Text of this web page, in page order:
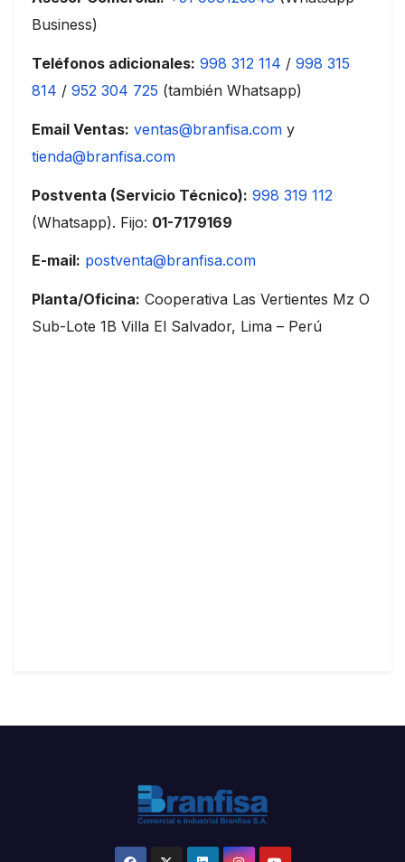
Business)
Teléfonos adicionales: 998 312 114 / 998 315
814 / 952 304 725 (también Whatsapp)
Email Ventas: ventas@branfisa.com y
tienda@branfisa.com
Postventa (Servicio Técnico): 998 319 112
(Whatsapp). Fijo: 01-7179169
E-mail: postventa@branfisa.com
Planta/Oficina: Cooperativa Las Vertientes Mz O
Sub-Lote 1B Villa El Salvador, Lima – Perú